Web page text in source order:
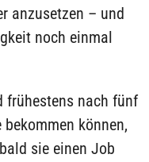
anzusetzen – und
noch einmal
frühestens nach fünf
können,
sie einen Job